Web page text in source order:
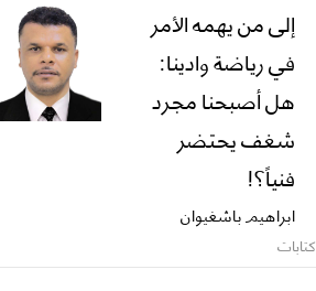
إلى من يهمه الأمر
في رياضة وادينا:
هل أصبحنا مجرد
شغف يحتضر
فنياً؟!
ابراهيم باشغيوان
كتابات